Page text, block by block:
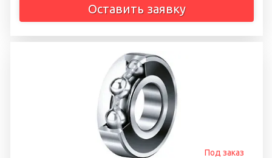
Оставить заявку
Под заказ